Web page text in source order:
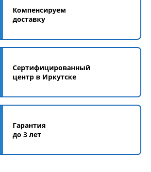
Компенсируем
доставку
Сертифицированный
центр в Иркутске
Гарантия
до 3 лет